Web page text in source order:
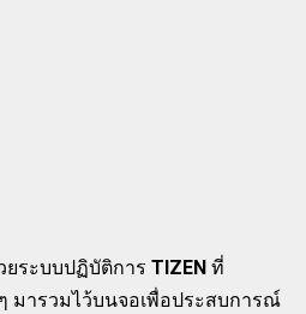
ยระบบปฏิบัติการTIZEN ที่
มารวมไว้บนจอเพื่อประสบการณ์